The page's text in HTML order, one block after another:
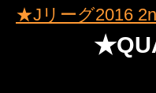
★Jリーグ2016